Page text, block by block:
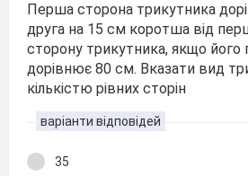
Перша сторона трикутника
друга на 15 см коротша від
сторону трикутника, якщо його
дорівнює 80 см. Вказати вид
кількістю рівних сторін
варіанти відповідей
35